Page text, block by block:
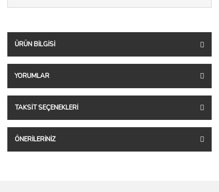
ÜRÜN BILGISI
YORUMLAR
TAKSIT SEÇENEKLERI
ÖNERILERINIZ